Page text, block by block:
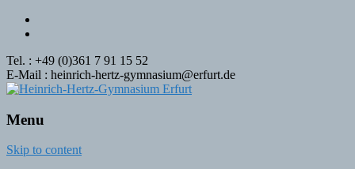
Tel. : +49 (0)361 7 91 15 52
E-Mail : heinrich-hertz-gymnasium@erfurt.de
Menu
Skip to content